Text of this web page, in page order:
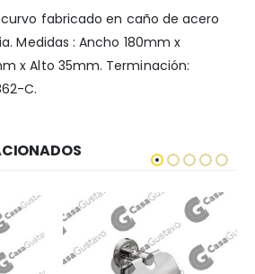
fabricado en caño de acero
Medidas : Ancho 180mm x
x Alto 35mm. Terminación:
C.